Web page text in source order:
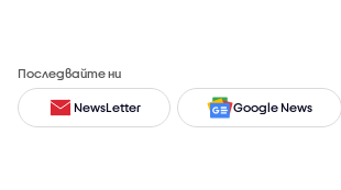
Последвайте ни
NewsLetter Google News